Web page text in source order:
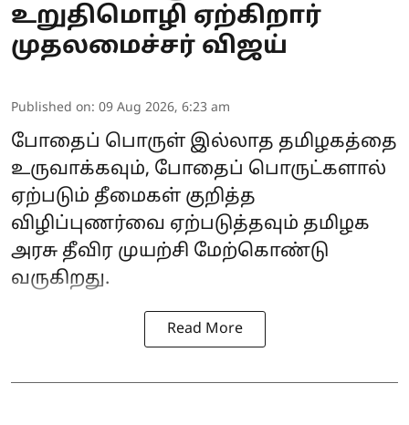
உறுதிமொழி ஏற்கிறார்
முதலமைச்சர் விஜய்
Published on: 09 Aug 2026, 6:23 am
போதைப் பொருள் இல்லாத தமிழகத்தை
உருவாக்கவும், போதைப் பொருட்களால்
ஏற்படும் தீமைகள் குறித்த
விழிப்புணர்வை ஏற்படுத்தவும் தமிழக
அரசு தீவிர முயற்சி மேற்கொண்டு
வருகிறது.
Read More